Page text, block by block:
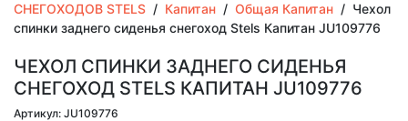
СНЕГОХОДОВ STELS / Капитан / Общая Капитан / Чехол
спинки заднего сиденья снегоход Stels Капитан JU109776
ЧЕХОЛ СПИНКИ ЗАДНЕГО СИДЕНЬЯ
СНЕГОХОД STELS КАПИТАН JU109776
Артикул: JU109776